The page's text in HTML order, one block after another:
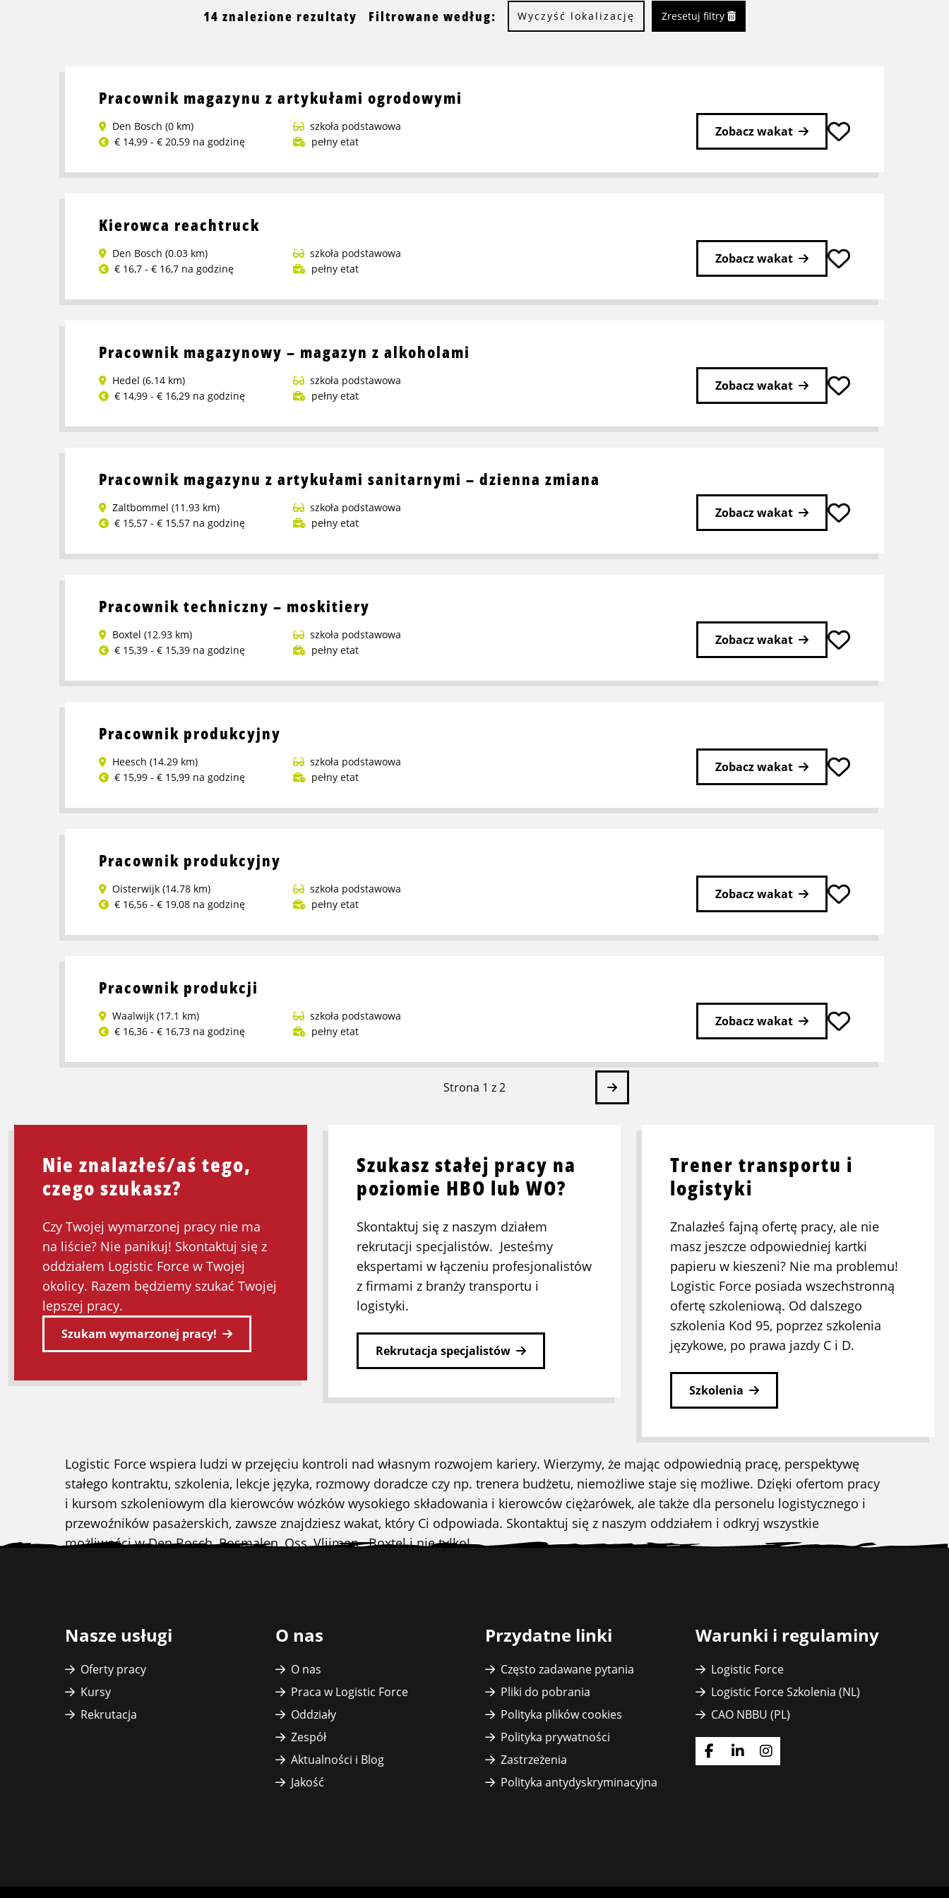
14 znalezione rezultaty Filtrowane według: Wyczyść lokalizację Zresetuj filtry
Pracownik magazynu z artykułami ogrodowymi
Den Bosch (0 km)
szkoła podstawowa
€ 14,99 - € 20,59 na godzinę
pełny etat
Zobacz wakat
więcej
magazynu
artykułami
ogrodowymi
Kierowca reachtruck
Den Bosch (0.03 km)
szkoła podstawowa
€ 16,7 - € 16,7 na godzinę
pełny etat
Zobacz wakat
więcej
reachtruck
Pracownik magazynowy – magazyn z alkoholami
Hedel (6.14 km)
szkoła podstawowa
€ 14,99 - € 16,29 na godzinę
pełny etat
Zobacz wakat
więcej
magazynowy
magazyn
z
Pracownik magazynu z artykułami sanitarnymi – dzienna zmiana
Zaltbommel (11.93 km)
szkoła podstawowa
€ 15,57 - € 15,57 na godzinę
pełny etat
Zobacz wakat
więcej
magazynu
artykułami
sanitarnymi
Pracownik techniczny – moskitiery
Boxtel (12.93 km)
szkoła podstawowa
€ 15,39 - € 15,39 na godzinę
pełny etat
Zobacz wakat
więcej
techniczny
moskitiery
Pracownik produkcyjny
Heesch (14.29 km)
szkoła podstawowa
€ 15,99 - € 15,99 na godzinę
pełny etat
Zobacz wakat
więcej
produkcyjny
Pracownik produkcyjny
Oisterwijk (14.78 km)
szkoła podstawowa
€ 16,56 - € 19,08 na godzinę
pełny etat
Zobacz wakat
więcej
produkcyjny
Pracownik produkcji
Waalwijk (17.1 km)
szkoła podstawowa
€ 16,36 - € 16,73 na godzinę
pełny etat
Zobacz wakat
więcej
Strona 1 z 2 Następna
Nie znalazłeś/aś tego,
czego szukasz?
Czy Twojej wymarzonej pracy nie ma
na liście? Nie panikuj! Skontaktuj się z
oddziałem Logistic Force w Twojej
okolicy. Razem będziemy szukać Twojej
lepszej pracy.
Szukam wymarzonej pracy!
Szukasz stałej pracy na
poziomie HBO lub WO?
Skontaktuj się z naszym działem
rekrutacji specjalistów. Jesteśmy
ekspertami w łączeniu profesjonalistów
z firmami z branży transportu i
logistyki.
Rekrutacja specjalistów
Trener transportu i
logistyki
Znalazłeś fajną ofertę pracy, ale nie
masz jeszcze odpowiedniej kartki
papieru w kieszeni? Nie ma problemu!
Logistic Force posiada wszechstronną
ofertę szkoleniową. Od dalszego
szkolenia Kod 95, poprzez szkolenia
językowe, po prawa jazdy C i D.
Szkolenia
Logistic Force wspiera ludzi w przejęciu kontroli nad własnym rozwojem kariery. Wierzymy, że mając odpowiednią pracę, perspektywę
stałego kontraktu, szkolenia, lekcje języka, rozmowy doradcze czy np. trenera budżetu, niemożliwe staje się możliwe. Dzięki ofertom pracy
i kursom szkoleniowym dla kierowców wózków wysokiego składowania i kierowców ciężarówek, ale także dla personelu logistycznego i
przewoźników pasażerskich, zawsze znajdziesz wakat, który Ci odpowiada. Skontaktuj się z naszym oddziałem i odkryj wszystkie
możliwości w Den Bosch, Rosmalen, Oss, Vlijmen, Boxtel i nie tylko!
Nasze usługi
Oferty pracy
Kursy
Rekrutacja
O nas
O nas
Praca w Logistic Force
Oddziały
Zespół
Aktualności i Blog
Jakość
Przydatne linki
Często zadawane pytania
Pliki do pobrania
Polityka plików cookies
Polityka prywatności
Zastrzeżenia
Polityka antydyskryminacyjna
Warunki i regulaminy
Logistic Force
Logistic Force Szkolenia (NL)
CAO NBBU (PL)
Idź
Idź
Idź